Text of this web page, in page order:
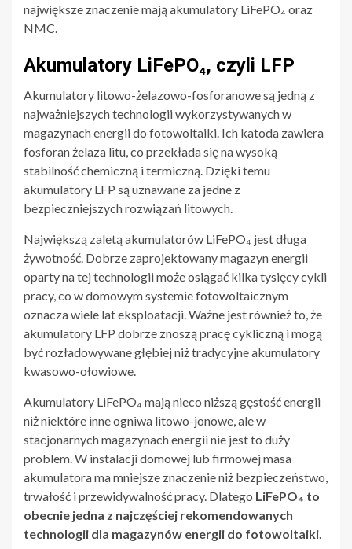
największe znaczenie mają akumulatory LiFePO₄ oraz
NMC.
Akumulatory LiFePO₄, czyli LFP
Akumulatory litowo-żelazowo-fosforanowe są jedną z
najważniejszych technologii wykorzystywanych w
magazynach energii do fotowoltaiki. Ich katoda zawiera
fosforan żelaza litu, co przekłada się na wysoką
stabilność chemiczną i termiczną. Dzięki temu
akumulatory LFP są uznawane za jedne z
bezpieczniejszych rozwiązań litowych.
Największą zaletą akumulatorów LiFePO₄ jest długa
żywotność. Dobrze zaprojektowany magazyn energii
oparty na tej technologii może osiągać kilka tysięcy cykli
pracy, co w domowym systemie fotowoltaicznym
oznacza wiele lat eksploatacji. Ważne jest również to, że
akumulatory LFP dobrze znoszą pracę cykliczną i mogą
być rozładowywane głębiej niż tradycyjne akumulatory
kwasowo-ołowiowe.
Akumulatory LiFePO₄ mają nieco niższą gęstość energii
niż niektóre inne ogniwa litowo-jonowe, ale w
stacjonarnych magazynach energii nie jest to duży
problem. W instalacji domowej lub firmowej masa
akumulatora ma mniejsze znaczenie niż bezpieczeństwo,
trwałość i przewidywalność pracy. Dlatego LiFePO₄ to
obecnie jedna z najczęściej rekomendowanych
technologii dla magazynów energii do fotowoltaiki.